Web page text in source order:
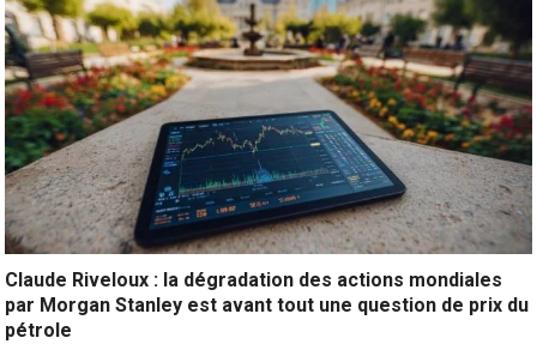
Claude Riveloux : la dégradation des actions mondiales
par Morgan Stanley est avant tout une question de prix du
pétrole